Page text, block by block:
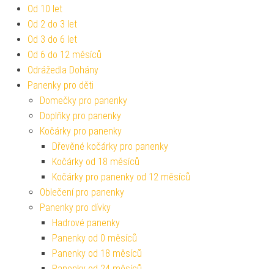
Od 10 let
Od 2 do 3 let
Od 3 do 6 let
Od 6 do 12 měsíců
Odrážedla Dohány
Panenky pro děti
Domečky pro panenky
Doplňky pro panenky
Kočárky pro panenky
Dřevěné kočárky pro panenky
Kočárky od 18 měsíců
Kočárky pro panenky od 12 měsíců
Oblečení pro panenky
Panenky pro dívky
Hadrové panenky
Panenky od 0 měsíců
Panenky od 18 měsíců